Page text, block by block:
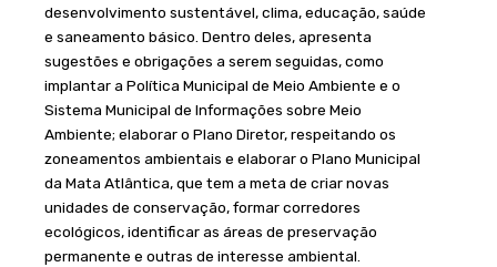
desenvolvimento sustentável, clima, educação, saúde
e saneamento básico. Dentro deles, apresenta
sugestões e obrigações a serem seguidas, como
implantar a Política Municipal de Meio Ambiente e o
Sistema Municipal de Informações sobre Meio
Ambiente; elaborar o Plano Diretor, respeitando os
zoneamentos ambientais e elaborar o Plano Municipal
da Mata Atlântica, que tem a meta de criar novas
unidades de conservação, formar corredores
ecológicos, identificar as áreas de preservação
permanente e outras de interesse ambiental.